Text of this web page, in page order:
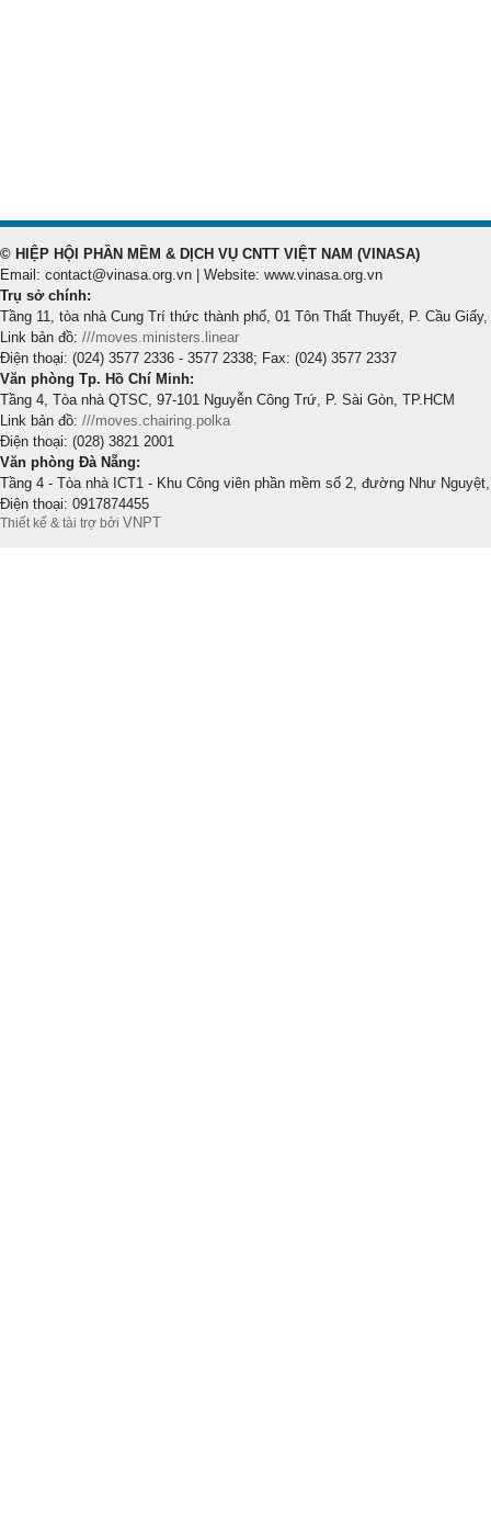
© HIỆP HỘI PHẦN MỀM & DỊCH VỤ CNTT VIỆT NAM (VINASA)
Email: contact@vinasa.org.vn | Website: www.vinasa.org.vn
Trụ sở chính:
Tầng 11, tòa nhà Cung Trí thức thành phố, 01 Tôn Thất Thuyết, P. Cầu Giấy,
Link bản đồ: ///moves.ministers.linear
Điện thoại: (024) 3577 2336 - 3577 2338; Fax: (024) 3577 2337
Văn phòng Tp. Hồ Chí Minh:
Tầng 4, Tòa nhà QTSC, 97-101 Nguyễn Công Trứ, P. Sài Gòn, TP.HCM
Link bản đồ: ///moves.chairing.polka
Điện thoại: (028) 3821 2001
Văn phòng Đà Nẵng:
Tầng 4 - Tòa nhà ICT1 - Khu Công viên phần mềm số 2, đường Như
Điện thoại: 0917874455
Thiết kế & tài trợ bởi VNPT